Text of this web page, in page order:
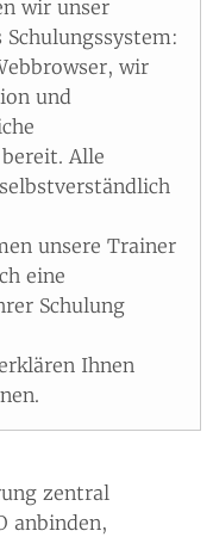
wir unser
wir
und
Alle
unsere Trainer
eine
Schulung
Ihnen
zentral
anbinden,